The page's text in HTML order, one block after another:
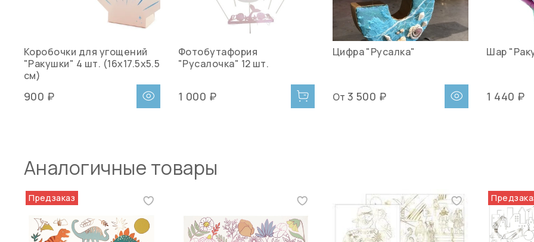
Коробочки для угощений
"Ракушки" 4 шт. (16x17.5x5.5
см)
900 ₽
Фотобутафория
"Русалочка" 12 шт.
1 000 ₽
Цифра "Русалка"
От 3 500 ₽
Шар
1 440 ₽
Аналогичные товары
Предзаказ